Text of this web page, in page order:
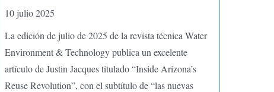
10 julio 2025
La edición de julio de 2025 de la revista técnica Water
Environment & Technology publica un excelente
artículo de Justin Jacques titulado “Inside Arizona’s
Reuse Revolution”, con el subtítulo de “las nuevas